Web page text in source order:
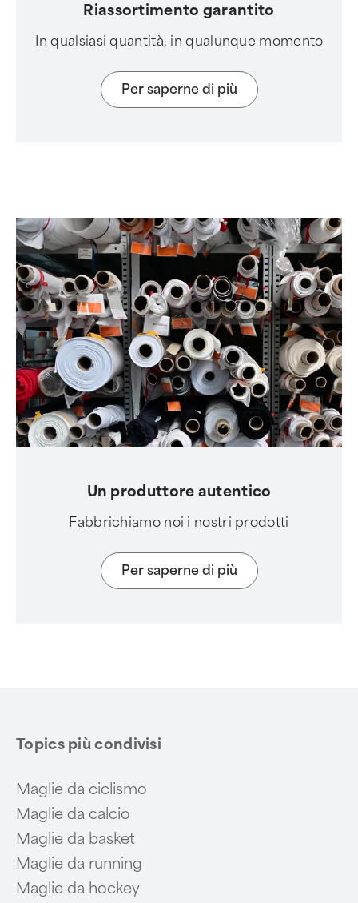
Riassortimento garantito
In qualsiasi quantità, in qualunque momento
Per saperne di più
Un produttore autentico
Fabbrichiamo noi i nostri prodotti
Per saperne di più
Topics più condivisi
Maglie da ciclismo
Maglie da calcio
Maglie da basket
Maglie da running
Maglie da hockey